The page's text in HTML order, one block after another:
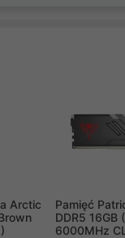
Arctic
Pamięć
DDR5 16GB
6000MHz